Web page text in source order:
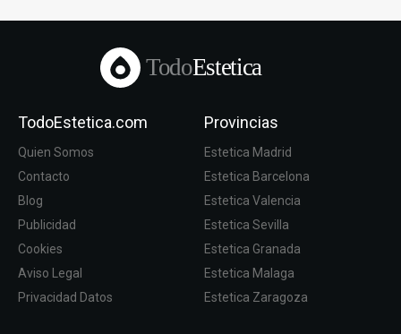
TodoEstetica
TodoEstetica.com
Quien Somos
Contacto
Blog
Publicidad
Cookies
Aviso Legal
Privacidad Datos
Provincias
Estetica Madrid
Estetica Barcelona
Estetica Valencia
Estetica Sevilla
Estetica Granada
Estetica Malaga
Estetica Zaragoza